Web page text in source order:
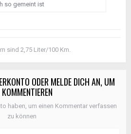
so gemeint ist
sind 2,75 Liter/100 Km.
ODER MELDE DICH AN, UM
haben, um einen Kommentar verfassen
zu können